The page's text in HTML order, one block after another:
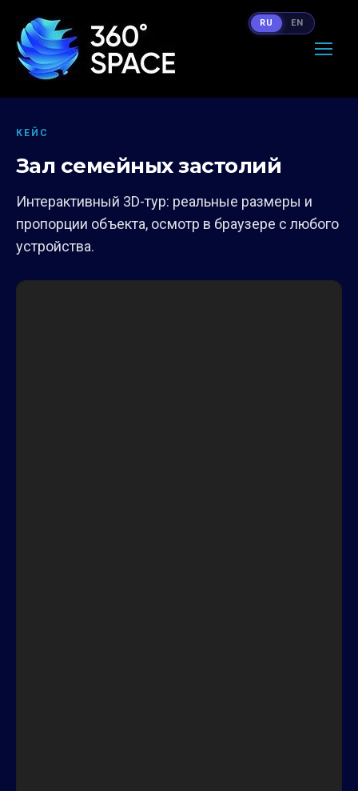
КЕЙС
Зал семейных застолий
Интерактивный 3D-тур: реальные размеры и
пропорции объекта, осмотр в браузере с любого
устройства.
RU EN